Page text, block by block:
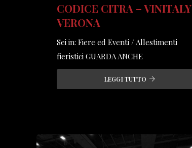
CODICE CITRA – VINITALY
VERONA
Sei in: Fiere ed Eventi / Allestimenti
fieristici GUARDA ANCHE
LEGGI TUTTO